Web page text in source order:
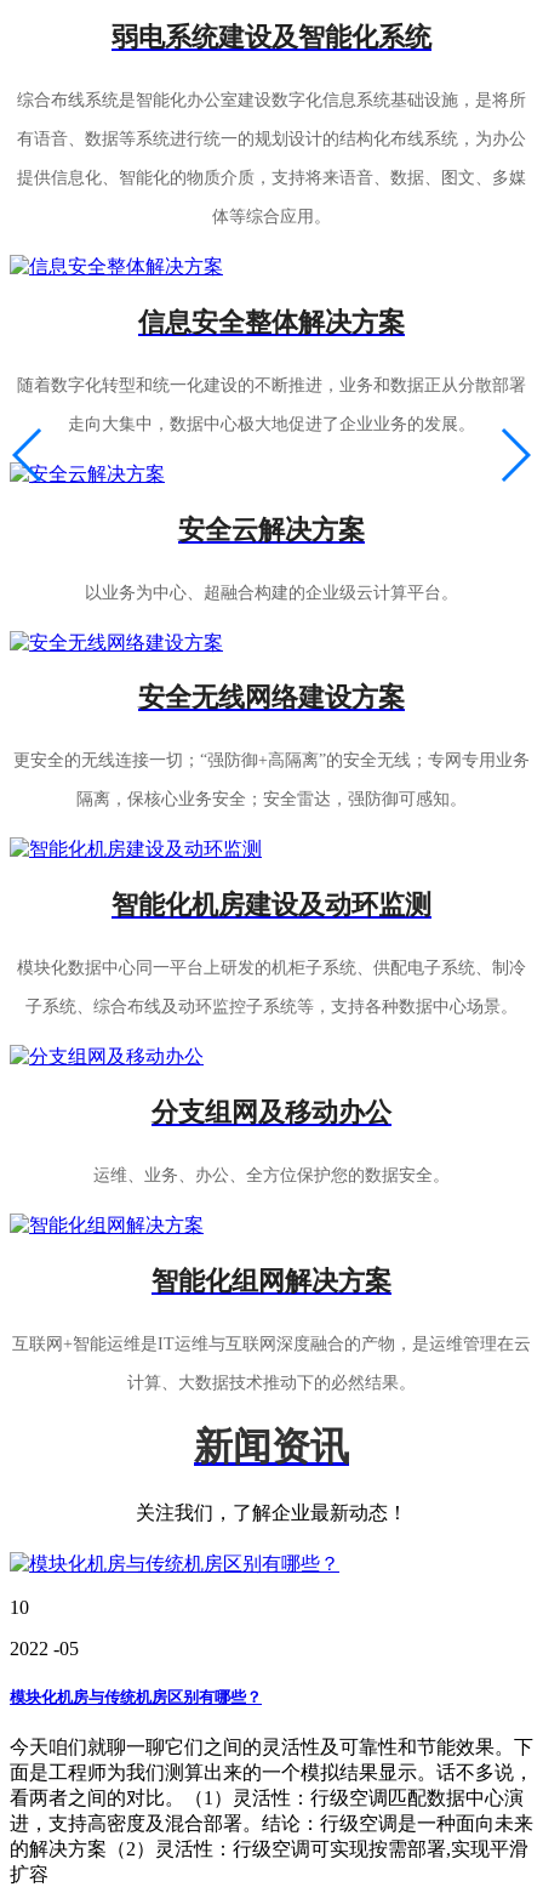
弱电系统建设及智能化系统
综合布线系统是智能化办公室建设数字化信息系统基础设施，是将所
有语音、数据等系统进行统一的规划设计的结构化布线系统，为办公
提供信息化、智能化的物质介质，支持将来语音、数据、图文、多媒
体等综合应用。
信息安全整体解决方案
随着数字化转型和统一化建设的不断推进，业务和数据正从分散部署
走向大集中，数据中心极大地促进了企业业务的发展。
安全云解决方案
以业务为中心、超融合构建的企业级云计算平台。
安全无线网络建设方案
更安全的无线连接一切；“强防御+高隔离”的安全无线；专网专用业务
隔离，保核心业务安全；安全雷达，强防御可感知。
智能化机房建设及动环监测
模块化数据中心同一平台上研发的机柜子系统、供配电子系统、制冷
子系统、综合布线及动环监控子系统等，支持各种数据中心场景。
分支组网及移动办公
运维、业务、办公、全方位保护您的数据安全。
智能化组网解决方案
互联网+智能运维是IT运维与互联网深度融合的产物，是运维管理在云
计算、大数据技术推动下的必然结果。
新闻资讯
关注我们，了解企业最新动态！
10
2022 -05
模块化机房与传统机房区别有哪些？
今天咱们就聊一聊它们之间的灵活性及可靠性和节能效果。下
面是工程师为我们测算出来的一个模拟结果显示。话不多说，
看两者之间的对比。（1）灵活性：行级空调匹配数据中心演
进，支持高密度及混合部署。结论：行级空调是一种面向未来
的解决方案（2）灵活性：行级空调可实现按需部署,实现平滑
扩容